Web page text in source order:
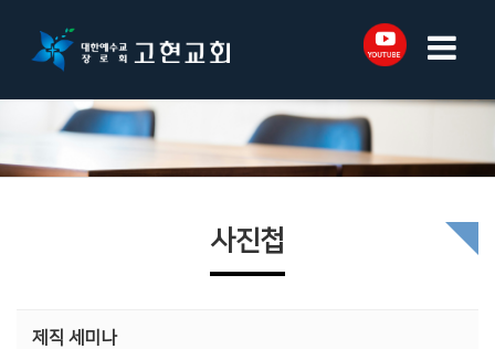
사진첩
제직 세미나